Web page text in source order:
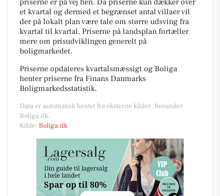
et kvartal og dermed et begrænset antal villaer vil
der på lokalt plan være tale om større udsving fra
kvartal til kvartal. Priserne på landsplan fortæller
mere om prisudviklingen generelt på
boligmarkedet.
Priserne opdateres kvartalsmæssigt og Boliga
henter priserne fra Finans Danmarks
Boligmarkedsstatistik.
Data er automatisk hentet fra eksterne kilder, herunder
Boliga.dk.
Kilde: Boliga.dk